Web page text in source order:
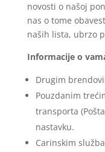
novosti o našoj
nas o tome
naših lista, ubrzo
Informacije o
Drugim
Pouzdanim
transporta
nastavku.
Carinskim